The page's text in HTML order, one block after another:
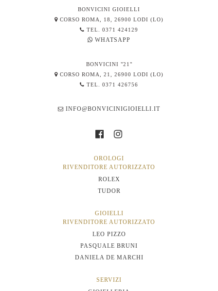
BONVICINI GIOIELLI
CORSO ROMA, 18, 26900 LODI (LO)
TEL. 0371 424129
WHATSAPP
BONVICINI "21"
CORSO ROMA, 21, 26900 LODI (LO)
TEL. 0371 426756
INFO@BONVICINIGIOIELLI.IT
OROLOGI
RIVENDITORE AUTORIZZATO
ROLEX
TUDOR
GIOIELLI
RIVENDITORE AUTORIZZATO
LEO PIZZO
PASQUALE BRUNI
DANIELA DE MARCHI
SERVIZI